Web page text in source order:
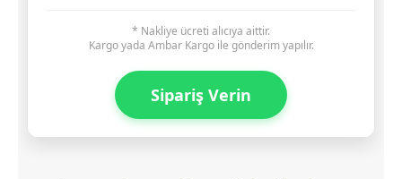
* Nakliye ücreti alıcıya aittir.
​Kargo yada Ambar Kargo ile gönderim yapılır.
Sipariş Verin